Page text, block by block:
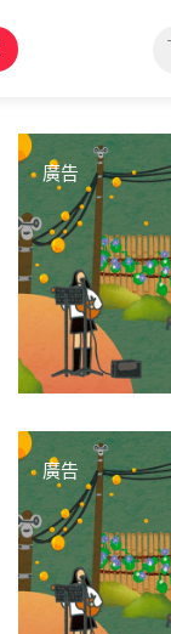
廣告
廣告